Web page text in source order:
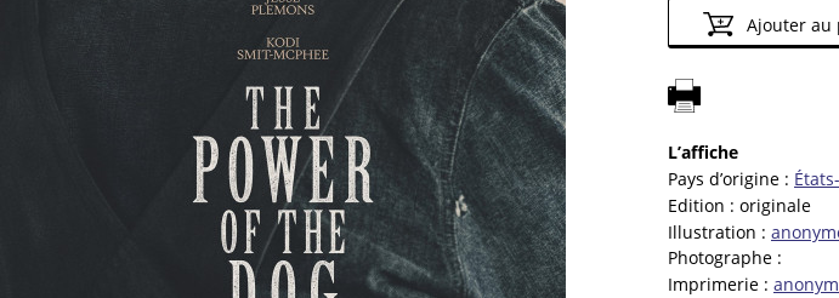
Ajouter au
L’affiche
Pays d’origine :
Edition : originale
Illustration :
Photographe :
Imprimerie :